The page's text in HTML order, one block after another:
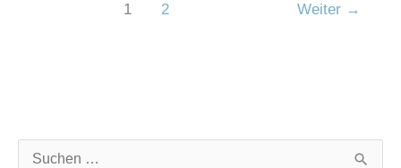
1 2 Weiter →